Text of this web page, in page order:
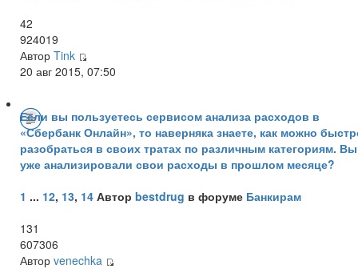
42
924019
Автор Tink
20 авг 2015, 07:50
Если вы пользуетесь сервисом анализа расходов в
«Сбербанк Онлайн», то наверняка знаете, как можно
разобраться в своих тратах по различным категориям. Вы
уже анализировали свои расходы в прошлом месяце?
1 ... 12, 13, 14 Автор bestdrug в форуме Банкирам
131
607306
Автор venechka